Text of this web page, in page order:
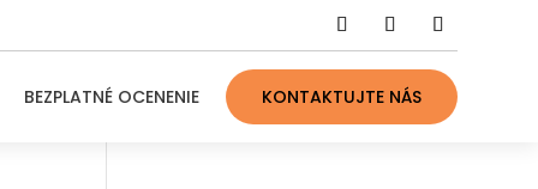
BEZPLATNÉ OCENENIE KONTAKTUJTE NÁS